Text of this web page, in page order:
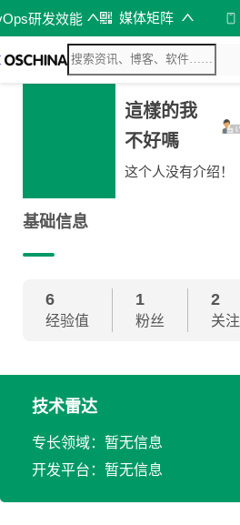
研发效能 媒体矩阵
這樣的我
不好嗎
这个人没有介绍！
基础信息
6
经验值
1
粉丝
2
关注
技术雷达
专长领域：暂无信息
开发平台：暂无信息